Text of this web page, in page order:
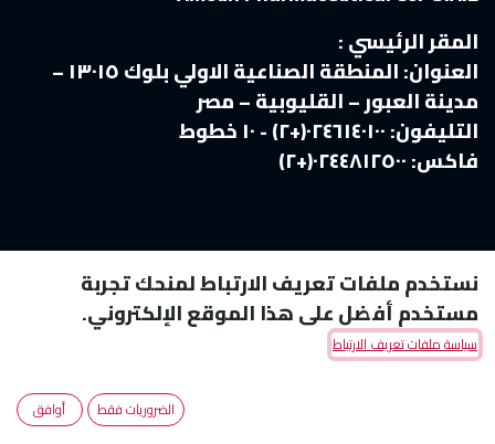
المقر الرئيسي :
العنوان:
المنطقة الصناعية الاولي بلوك ١٣٠١٥ –
مدينة العبور – القليوبية – مصر
التليفون:٠٢٤٦١٤٠١٠٠(+٢) - ١٠ خطوط
فاكس:
Copyright © Amoun Pharmaceutical Co. الْعَرَبيّة
نستخدم ملفات تعريف الارتباط لمنحك تجربة
مستخدم أفضل على هذا الموقع الإلكتروني.
سياسة ملفات تعريف الارتباط
الضروريات فقط أوافق